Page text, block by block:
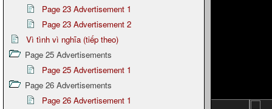
Page 23 Advertisement 1
Page 23 Advertisement 2
Vì tình vì nghĩa (tiếp theo)
Page 25 Advertisements
Page 25 Advertisement 1
Page 26 Advertisements
Page 26 Advertisement 1